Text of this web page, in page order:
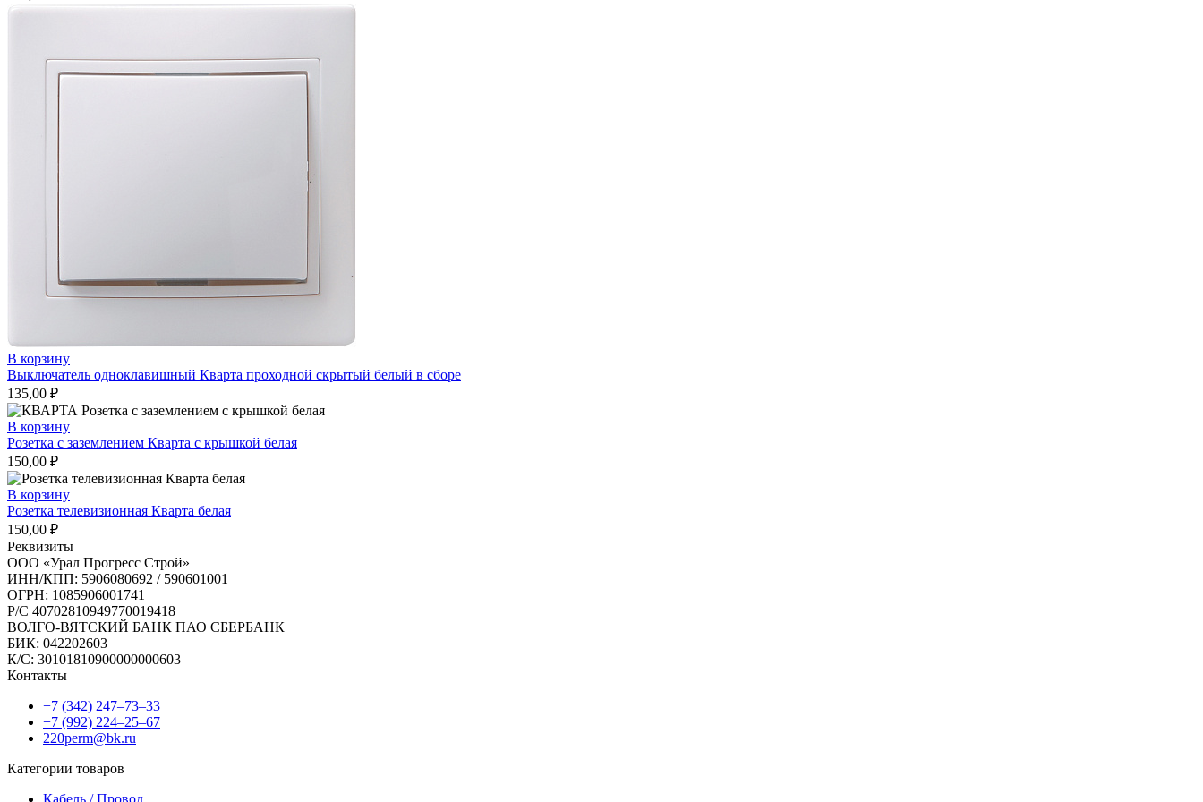
В корзину
Выключатель одноклавишный Кварта проходной скрытый белый в сборе
135,00 ₽
В корзину
Розетка с заземлением Кварта с крышкой белая
150,00 ₽
В корзину
Розетка телевизионная Кварта белая
150,00 ₽
Реквизиты
ООО «Урал Прогресс Строй»
ИНН/КПП: 5906080692 / 590601001
ОГРН: 1085906001741
Р/C 40702810949770019418
ВОЛГО-ВЯТСКИЙ БАНК ПАО СБЕРБАНК
БИК: 042202603
К/С: 30101810900000000603
Контакты
+7 (342) 247‒73‒33
+7 (992) 224‒25‒67
220perm@bk.ru
Категории товаров